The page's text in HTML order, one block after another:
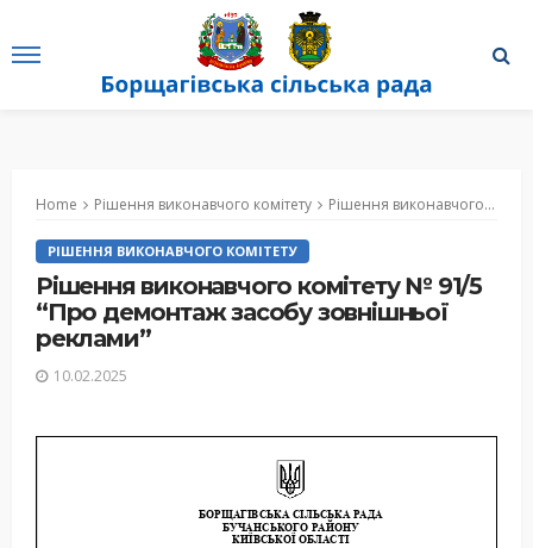
Home Рішення виконавчого комітету Рішення виконавчого комітету № 91/5 “Про демонтаж засобу зовнішньої реклами”
РІШЕННЯ ВИКОНАВЧОГО КОМІТЕТУ
Рішення виконавчого комітету № 91/5
“Про демонтаж засобу зовнішньої
реклами”
10.02.2025